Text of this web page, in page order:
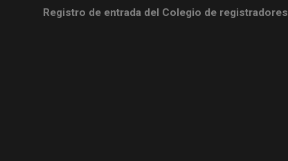
Registro de entrada del Colegio de registradores